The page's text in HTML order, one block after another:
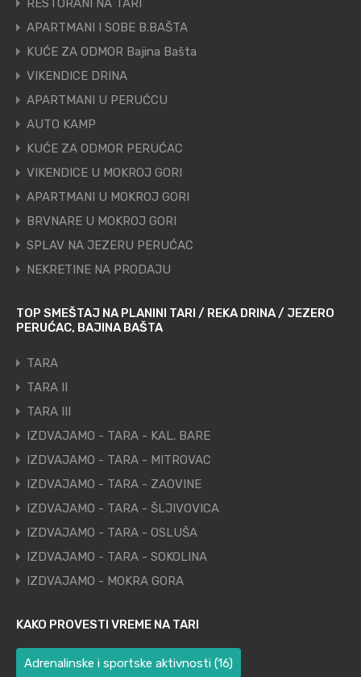
RESTORANI NA TARI
APARTMANI I SOBE B.BAŠTA
KUĆE ZA ODMOR Bajina Bašta
VIKENDICE DRINA
APARTMANI U PERUĆCU
AUTO KAMP
KUĆE ZA ODMOR PERUĆAC
VIKENDICE U MOKROJ GORI
APARTMANI U MOKROJ GORI
BRVNARE U MOKROJ GORI
SPLAV NA JEZERU PERUĆAC
NEKRETINE NA PRODAJU
TOP SMEŠTAJ NA PLANINI TARI / REKA DRINA / JEZERO
PERUĆAC, BAJINA BAŠTA
TARA
TARA II
TARA III
IZDVAJAMO - TARA - KAL. BARE
IZDVAJAMO - TARA - MITROVAC
IZDVAJAMO - TARA - ZAOVINE
IZDVAJAMO - TARA - ŠLJIVOVICA
IZDVAJAMO - TARA - OSLUŠA
IZDVAJAMO - TARA - SOKOLINA
IZDVAJAMO - MOKRA GORA
KAKO PROVESTI VREME NA TARI
Adrenalinske i sportske aktivnosti (16)